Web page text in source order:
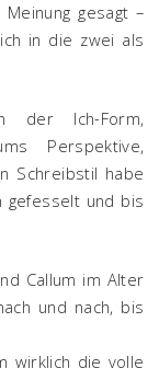
gesagt –
in die zwei als
der Ich-Form,
Perspektive,
Schreibstil habe
gefesselt und bis
Callum im Alter
und nach, bis
wirklich die volle